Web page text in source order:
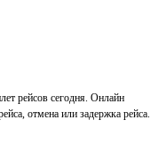
рейсов сегодня. Онлайн
отмена или задержка рейса.